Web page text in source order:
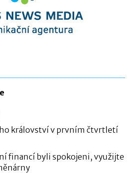
království v prvním čtvrtletí
financí byli spokojeni, využijte